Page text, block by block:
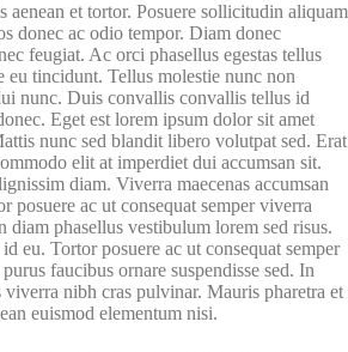
aenean et tortor. Posuere sollicitudin aliquam
donec ac odio tempor. Diam donec
feugiat. Ac orci phasellus egestas tellus
eu tincidunt. Tellus molestie nunc non
nunc. Duis convallis convallis tellus id
Eget est lorem ipsum dolor sit amet
nunc sed blandit libero volutpat sed. Erat
elit at imperdiet dui accumsan sit.
diam. Viverra maecenas accumsan
posuere ac ut consequat semper viverra
diam phasellus vestibulum lorem sed risus.
eu. Tortor posuere ac ut consequat semper
faucibus ornare suspendisse sed. In
viverra nibh cras pulvinar. Mauris pharetra et
euismod elementum nisi.